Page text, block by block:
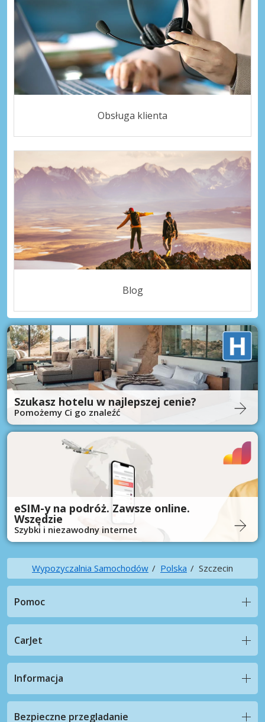
Obsługa klienta
Blog
Szukasz hotelu w najlepszej cenie?
Pomożemy Ci go znaleźć
eSIM-y na podróż. Zawsze online.
Wszędzie
Szybki i niezawodny internet
Wypozyczalnia Samochodów Polska Szczecin
Pomoc
CarJet
Informacja
Bezpieczne przegladanie